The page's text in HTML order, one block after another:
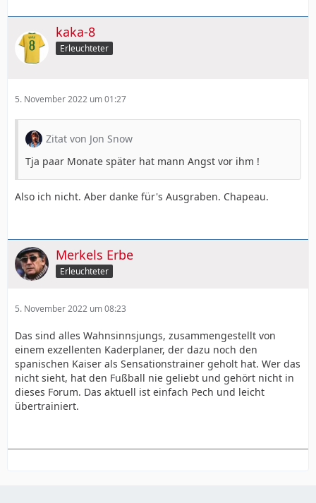
kaka-8
Erleuchteter
5. November 2022 um 01:27
Zitat von Jon Snow
Tja paar Monate später hat mann Angst vor ihm !
Also ich nicht. Aber danke für's Ausgraben. Chapeau.
Merkels Erbe
Erleuchteter
5. November 2022 um 08:23
Das sind alles Wahnsinnsjungs, zusammengestellt von
einem exzellenten Kaderplaner, der dazu noch den
spanischen Kaiser als Sensationstrainer geholt hat. Wer das
nicht sieht, hat den Fußball nie geliebt und gehört nicht in
dieses Forum. Das aktuell ist einfach Pech und leicht
übertrainiert.